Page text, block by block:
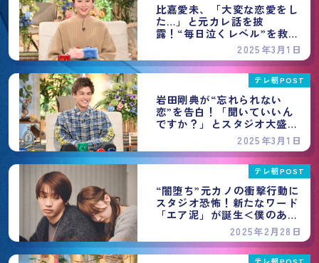
比嘉愛未、「大変な恋愛をし
た…」と元カレ話を披
露！“毎日泣くレベル”を救っ
た親友の一言とは？＜僕のあ
ざとい元カノ＞
2025年3月1日
テレ朝POST
岩田剛典が“忘れられない
恋”を告白！「聞いていいん
ですか？」とスタジオ大盛り
上がり＜僕のあざとい元カノ
＞
2025年3月1日
テレ朝POST
“闇堕ち”元カノの衝撃行動に
スタジオ恐怖！新たなワード
「エア泥」が誕生＜僕のあざ
2025年2月28日